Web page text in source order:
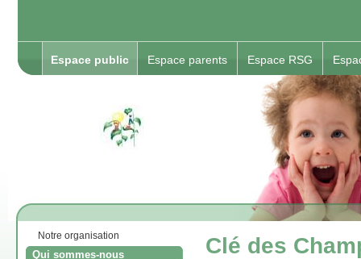
Espace public Espace parents Espace RSG
Notre organisation
Qui sommes-nous Clé des